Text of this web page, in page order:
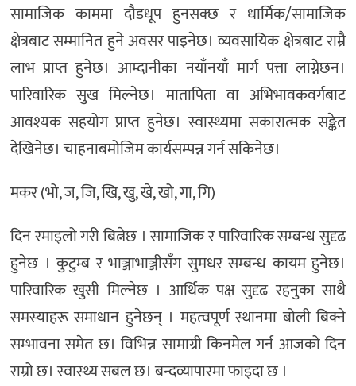
सामाजिक काममा दौडधूप हुनसक्छ र धार्मिक/सामाजिक
क्षेत्रबाट सम्मानित हुने अवसर पाइनेछ। व्यवसायिक क्षेत्रबाट राम्रै
लाभ प्राप्त हुनेछ। आम्दानीका नयाँनयाँ मार्ग पत्ता लाग्नेछन।
पारिवारिक सुख मिल्नेछ। मातापिता वा अभिभावकवर्गबाट
आवश्यक सहयोग प्राप्त हुनेछ। स्वास्थ्यमा सकारात्मक सङ्केत
देखिनेछ। चाहनाबमोजिम कार्यसम्पन्न गर्न सकिनेछ।
मकर (भो, ज, जि, खि, खु, खे, खो, गा, गि)
दिन रमाइलो गरी बित्नेछ । सामाजिक र पारिवारिक सम्बन्ध सुदृढ
हुनेछ । कुटुम्ब र भाञ्जाभाञ्जीसँग सुमधर सम्बन्ध कायम हुनेछ।
पारिवारिक खुसी मिल्नेछ । आर्थिक पक्ष सुदृढ रहनुका साथै
समस्याहरू समाधान हुनेछन् । महत्वपूर्ण स्थानमा बोली बिक्ने
सम्भावना समेत छ। विभिन्न सामाग्री किनमेल गर्न आजको दिन
राम्रो छ। स्वास्थ्य सबल छ। बन्दव्यापारमा फाइदा छ ।